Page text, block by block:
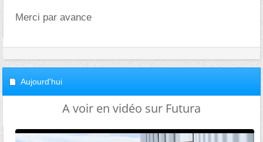
Merci par avance
Aujourd'hui
A voir en vidéo sur Futura